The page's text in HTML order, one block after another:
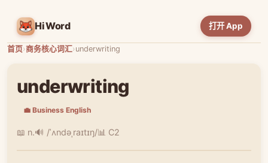
HiWord 打开 App
首页›商务核心词汇›underwriting
underwriting
💼 Business English
📖 n.🔊 /ˈʌndəˌraɪtɪŋ/📊 C2